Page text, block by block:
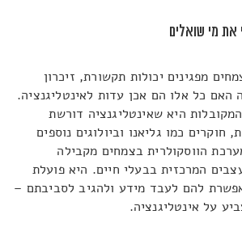
את מי שואלים
מפגינים יכולות תקשורת, זיכרון
האם כל אלו הם אכן עדות לאינטליגנציה.
היא שאינטליגנציה דורשת
כמו גליאנו וביולוגים נוספים
הווסקולרית בצמחים מקבילה
המרכזית בבעלי חיים. היא פועלת
להם לעבד מידע ולהגיב לסביבתם –
על אינטליגנציה.